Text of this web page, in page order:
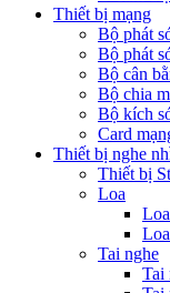
Thiết bị mạng
Bộ phát
Bộ phát
Bộ cân
Bộ chia
Bộ kích
Card
Thiết bị nghe
Thiết bị
Loa
Tai nghe
Tai